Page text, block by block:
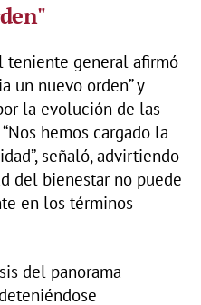
teniente general afirmó
un nuevo orden” y
la evolución de las
hemos cargado la
señaló, advirtiendo
del bienestar no puede
en los términos
del panorama